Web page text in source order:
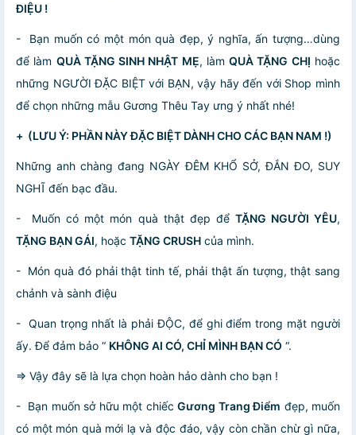
ĐIỆU !
- Bạn muốn có một món quà đẹp, ý nghĩa, ấn tượng…dùng
để làm QUÀ TẶNG SINH NHẬT MẸ, làmQUÀ TẶNG CHỊ hoặc
những NGƯỜI ĐẶC BIỆT với BẠN, vậy hãy đến với Shop mình
để chọn những mẫu Gương Thêu Tay ưng ý nhất nhé!
+ (LƯU Ý: PHẦN NÀY ĐẶC BIỆT DÀNH CHO CÁC BẠN NAM !)
Những anh chàng đang NGÀY ĐÊM KHỔ SỞ, ĐẮN ĐO, SUY
NGHĨ đến bạc đầu.
- Muốn có một món quà thật đẹp để TẶNG NGƯỜI YÊU,
TẶNG BẠN GÁI, hoặc TẶNG CRUSH của mình.
- Món quà đó phải thật tinh tế, phải thật ấn tượng, thật sang
chảnh và sành điệu
- Quan trọng nhất là phải ĐỘC, để ghi điểm trong mặt người
ấy. Để đảm bảo “ KHÔNG AI CÓ, CHỈ MÌNH BẠN CÓ “.
=> Vậy đây sẽ là lựa chọn hoàn hảo dành cho bạn !
- Bạn muốn sở hữu một chiếc Gương Trang Điểm đẹp, muốn
có một món quà mới lạ và độc đáo, vậy còn chần chừ gì nữa,